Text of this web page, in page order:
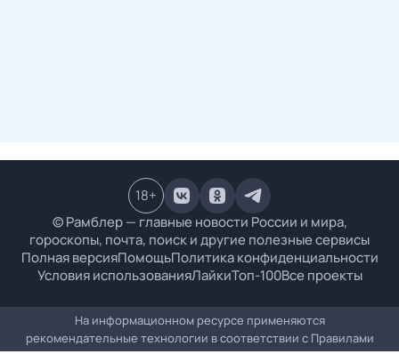
© Рамблер — главные новости России и мира,
гороскопы, почта, поиск и другие полезные сервисы
Полная версияПомощьПолитика конфиденциальности
Условия использованияЛайкиТоп-100Все проекты
18+
На информационном ресурсе применяются
рекомендательные технологии в соответствии с Правилами